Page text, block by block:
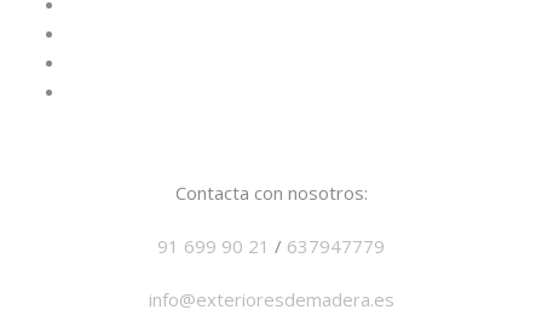
Contacta con nosotros:
91 699 90 21 / 637947779
info@exterioresdemadera.es